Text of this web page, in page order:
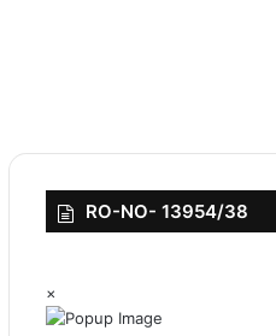
RO-NO- 13954/38
×